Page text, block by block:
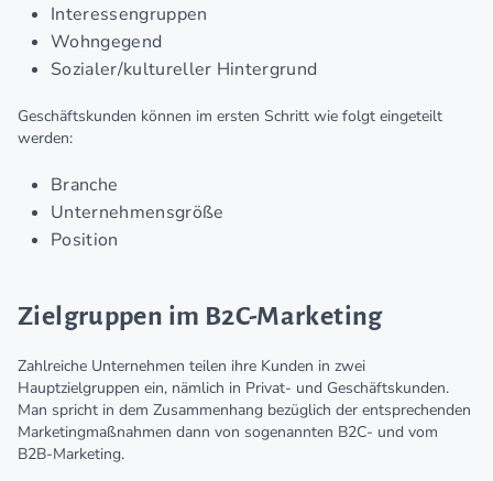
Interessengruppen
Wohngegend
Sozialer/kultureller Hintergrund
Geschäftskunden können im ersten Schritt wie folgt eingeteilt
werden:
Branche
Unternehmensgröße
Position
Zielgruppen im B2C-Marketing
Zahlreiche Unternehmen teilen ihre Kunden in zwei
Hauptzielgruppen ein, nämlich in Privat- und Geschäftskunden.
Man spricht in dem Zusammenhang bezüglich der entsprechenden
Marketingmaßnahmen dann von sogenannten B2C- und vom
B2B-Marketing.